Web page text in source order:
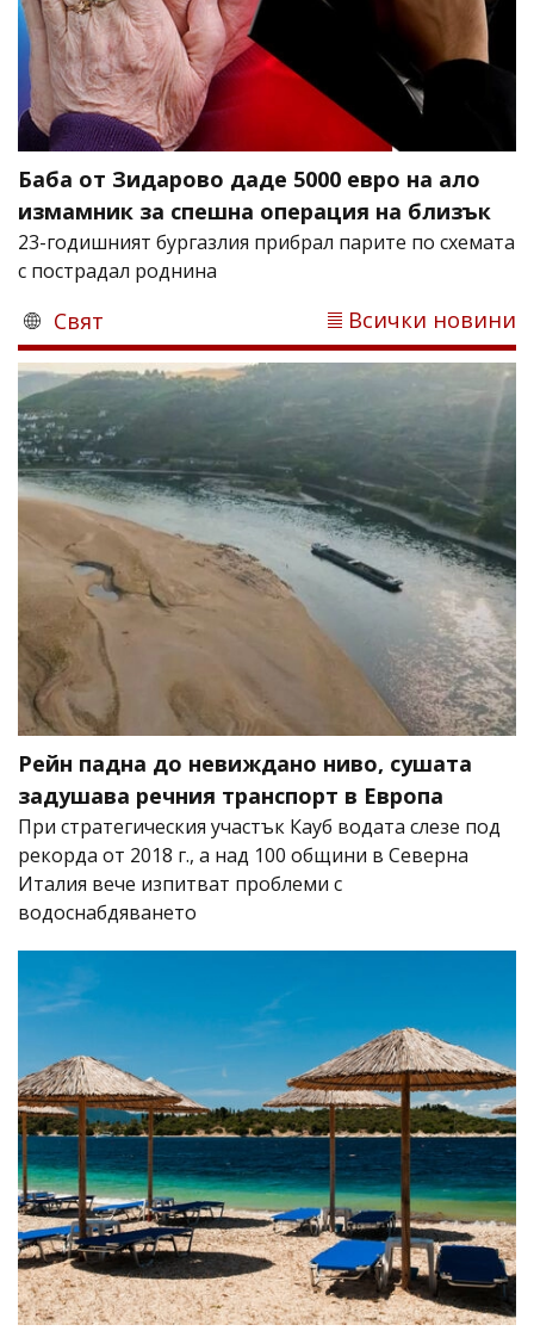
Баба от Зидарово даде 5000 евро на ало
измамник за спешна операция на близък
23-годишният бургазлия прибрал парите по схемата
с пострадал роднина
Свят Всички новини
Рейн падна до невиждано ниво, сушата
задушава речния транспорт в Европа
При стратегическия участък Кауб водата слезе под
рекорда от 2018 г., а над 100 общини в Северна
Италия вече изпитват проблеми с
водоснабдяването